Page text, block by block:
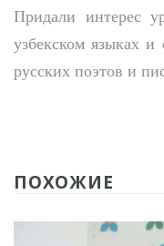
Придали интерес
узбекском языках
русских поэтов и
ПОХОЖИЕ